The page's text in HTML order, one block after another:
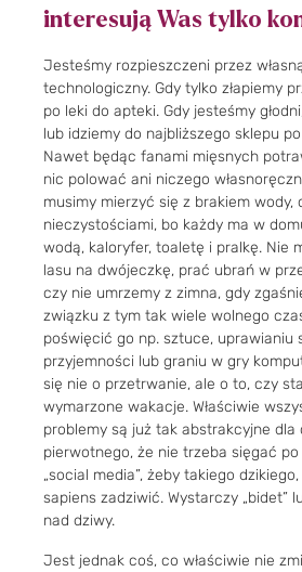
interesują Was tylko
Jesteśmy rozpieszczeni przez
technologiczny. Gdy tylko złapiemy
po leki do apteki. Gdy jesteśmy
lub idziemy do najbliższego sklepu
Nawet będąc fanami mięsnych
nic polować ani niczego
musimy mierzyć się z brakiem wody,
nieczystościami, bo każdy ma w
wodą, kaloryfer, toaletę i pralkę. Nie
lasu na dwójeczkę, prać ubrań w
czy nie umrzemy z zimna, gdy
związku z tym tak wiele wolnego
poświęcić go np. sztuce, uprawianiu
przyjemności lub graniu w gry
się nie o przetrwanie, ale o to, czy
wymarzone wakacje. Właściwie
problemy są już tak abstrakcyjne dla
pierwotnego, że nie trzeba sięgać po
„social media”, żeby takiego
sapiens zadziwić. Wystarczy „bidet”
nad dziwy.
Jest jednak coś, co właściwie nie